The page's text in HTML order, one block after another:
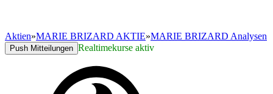
Aktien»MARIE BRIZARD AKTIE»MARIE BRIZARD Analysen
Push Mitteilungen Realtimekurse aktiv